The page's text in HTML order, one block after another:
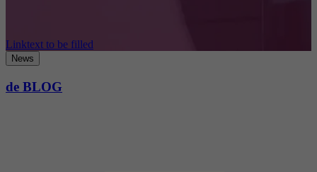
Linktext to be filled
News
de BLOG